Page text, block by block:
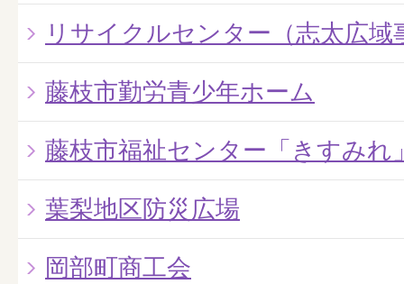
リサイクルセンター（志太広域
藤枝市勤労青少年ホーム
藤枝市福祉センター「きすみれ
葉梨地区防災広場
岡部町商工会